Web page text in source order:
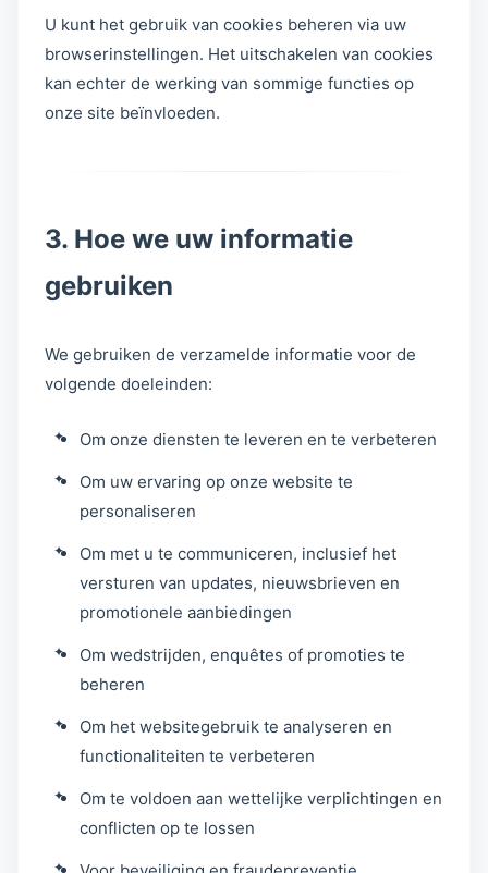
U kunt het gebruik van cookies beheren via uw
browserinstellingen. Het uitschakelen van cookies
kan echter de werking van sommige functies op
onze site beïnvloeden.
3. Hoe we uw informatie
gebruiken
We gebruiken de verzamelde informatie voor de
volgende doeleinden:
Om onze diensten te leveren en te verbeteren
Om uw ervaring op onze website te
personaliseren
Om met u te communiceren, inclusief het
versturen van updates, nieuwsbrieven en
promotionele aanbiedingen
Om wedstrijden, enquêtes of promoties te
beheren
Om het websitegebruik te analyseren en
functionaliteiten te verbeteren
Om te voldoen aan wettelijke verplichtingen en
conflicten op te lossen